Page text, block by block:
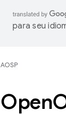
para seu
AOSP
Open